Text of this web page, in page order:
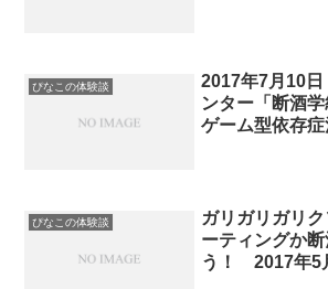
ぴなこの体験談
2017年7月10
ンター「断酒
ゲーム型依存
ぴなこの体験談
ガリガリガリ
ーティングか
う！ 2017年5